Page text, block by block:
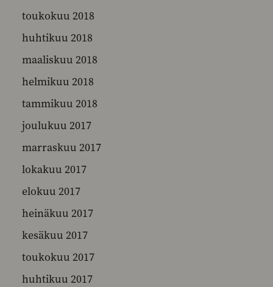
toukokuu 2018
huhtikuu 2018
maaliskuu 2018
helmikuu 2018
tammikuu 2018
joulukuu 2017
marraskuu 2017
lokakuu 2017
elokuu 2017
heinäkuu 2017
kesäkuu 2017
toukokuu 2017
huhtikuu 2017